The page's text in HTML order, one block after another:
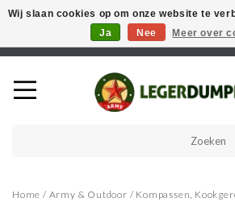
Welkom in onze webshop! Als u een
vinden in de webwinkel, neem
Home / Army & Outdoor / Kompassen,
Wij slaan cookies op om onze website te
Ja
Nee Meer over